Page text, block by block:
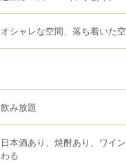
オシャレな空間、落ち着いた
飲み放題
日本酒あり、焼酎あり、ワイ
わる